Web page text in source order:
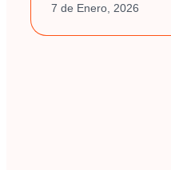
7 de Enero, 2026